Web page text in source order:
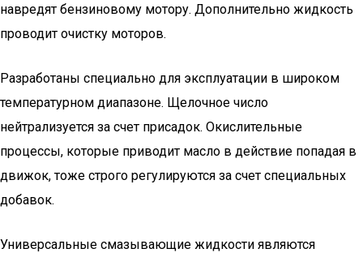
навредят бензиновому мотору. Дополнительно жидкость
проводит очистку моторов.
Разработаны специально для эксплуатации в широком
температурном диапазоне. Щелочное число
нейтрализуется за счет присадок. Окислительные
процессы, которые приводит масло в действие попадая в
движок, тоже строго регулируются за счет специальных
добавок.
Универсальные смазывающие жидкости являются